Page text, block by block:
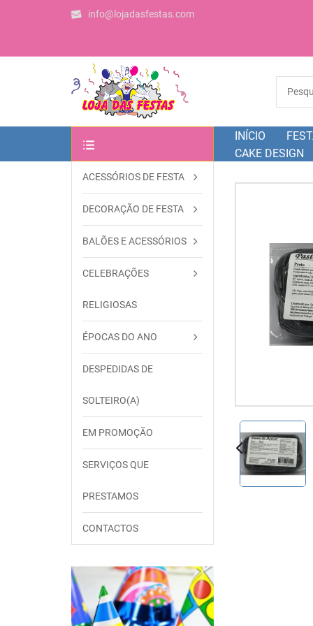
info@lojadasfestas.com
INÍCIO
CAKE DESIGN
OUTRAS CATEGORIAS
ACESSÓRIOS DE FESTA
DECORAÇÃO DE FESTA
BALÕES E ACESSÓRIOS
CELEBRAÇÕES
RELIGIOSAS
ÉPOCAS DO ANO
DESPEDIDAS DE
SOLTEIRO(A)
EM PROMOÇÃO
SERVIÇOS QUE
PRESTAMOS
CONTACTOS